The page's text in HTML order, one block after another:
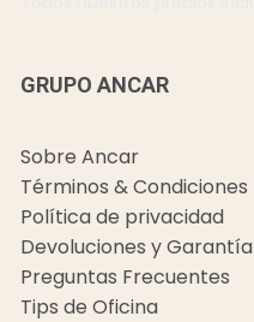
GRUPO ANCAR
Sobre Ancar
Términos & Condiciones
Política de privacidad
Devoluciones y Garantía
Preguntas Frecuentes
Tips de Oficina